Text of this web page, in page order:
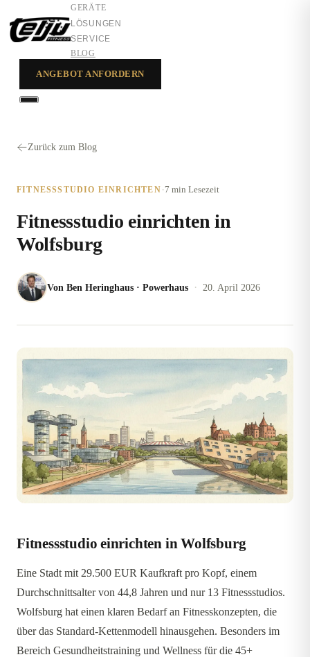
GERÄTE
LÖSUNGEN
SERVICE
BLOG
ANGEBOT ANFORDERN
Zurück zum Blog
FITNESSSTUDIO EINRICHTEN · 7 min Lesezeit
Fitnessstudio einrichten in
Wolfsburg
Von Ben Heringhaus · Powerhaus · 20. April 2026
Fitnessstudio einrichten in Wolfsburg
Eine Stadt mit 29.500 EUR Kaufkraft pro Kopf, einem
Durchschnittsalter von 44,8 Jahren und nur 13 Fitnessstudios.
Wolfsburg hat einen klaren Bedarf an Fitnesskonzepten, die
über das Standard-Kettenmodell hinausgehen. Besonders im
Bereich Gesundheitstraining und Wellness für die 45+